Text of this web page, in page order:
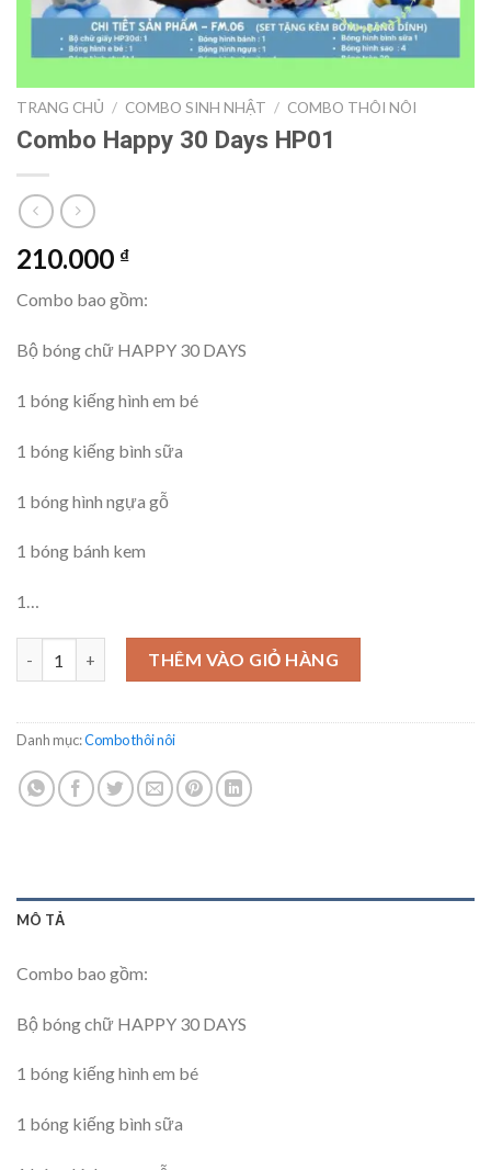
TRANG CHỦ / COMBO SINH NHẬT / COMBO THÔI NÔI
Combo Happy 30 Days HP01
210.000 ₫
Combo bao gồm:
Bộ bóng chữ HAPPY 30 DAYS
1 bóng kiếng hình em bé
1 bóng kiếng bình sữa
1 bóng hình ngựa gỗ
1 bóng bánh kem
1…
Combo Happy 30 Days HP01 số lượng
THÊM VÀO GIỎ HÀNG
Danh mục:Combo thôi nôi
MÔ TẢ
Combo bao gồm:
Bộ bóng chữ HAPPY 30 DAYS
1 bóng kiếng hình em bé
1 bóng kiếng bình sữa